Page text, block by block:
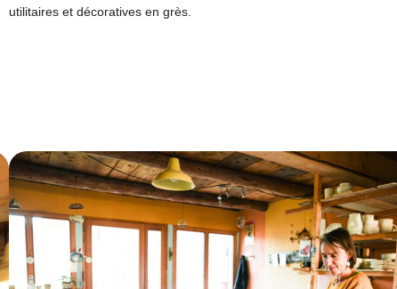
utilitaires et décoratives en grès.